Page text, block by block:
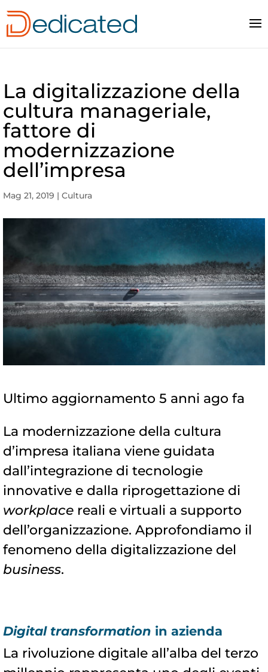
La digitalizzazione della
cultura manageriale,
fattore di
modernizzazione
dell’impresa
Mag 21, 2019 | Cultura
Ultimo aggiornamento 5 anni ago fa
La modernizzazione della cultura
d’impresa italiana viene guidata
dall’integrazione di tecnologie
innovative e dalla riprogettazione di
workplace reali e virtuali a supporto
dell’organizzazione. Approfondiamo il
fenomeno della digitalizzazione del
business.
Digital transformation in azienda
La rivoluzione digitale all’alba del terzo